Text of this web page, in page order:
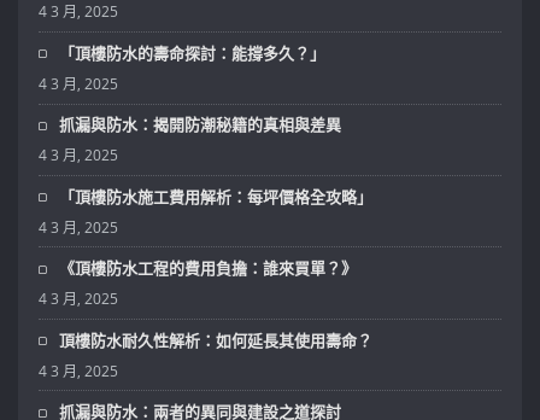
4 3 月, 2025
「頂樓防水的壽命探討：能撐多久？」
4 3 月, 2025
抓漏與防水：揭開防潮秘籍的真相與差異
4 3 月, 2025
「頂樓防水施工費用解析：每坪價格全攻略」
4 3 月, 2025
《頂樓防水工程的費用負擔：誰來買單？》
4 3 月, 2025
頂樓防水耐久性解析：如何延長其使用壽命？
4 3 月, 2025
抓漏與防水：兩者的異同與建設之道探討